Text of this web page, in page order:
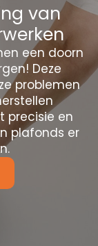
van
een doorn
Deze
problemen
precisie en
plafonds er